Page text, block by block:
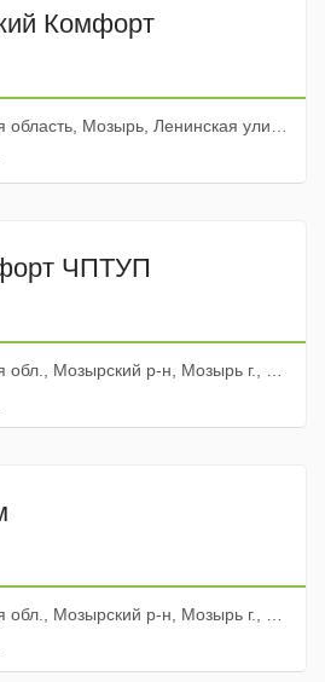
Комфорт
Мозырь, Ленинская улица, 44А
ЧПТУП
р-н, Мозырь г., пл. Горького, 12, оф. 5а
р-н, Мозырь г., ул. Гоголя, 95/1